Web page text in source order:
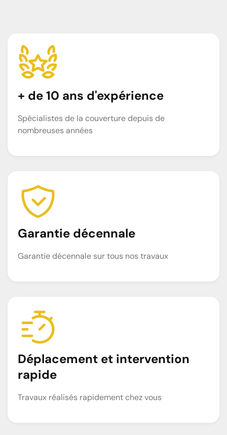
+ de 10 ans d'expérience
Spécialistes de la couverture depuis de
nombreuses années
Garantie décennale
Garantie décennale sur tous nos travaux
Déplacement et intervention
rapide
Travaux réalisés rapidement chez vous